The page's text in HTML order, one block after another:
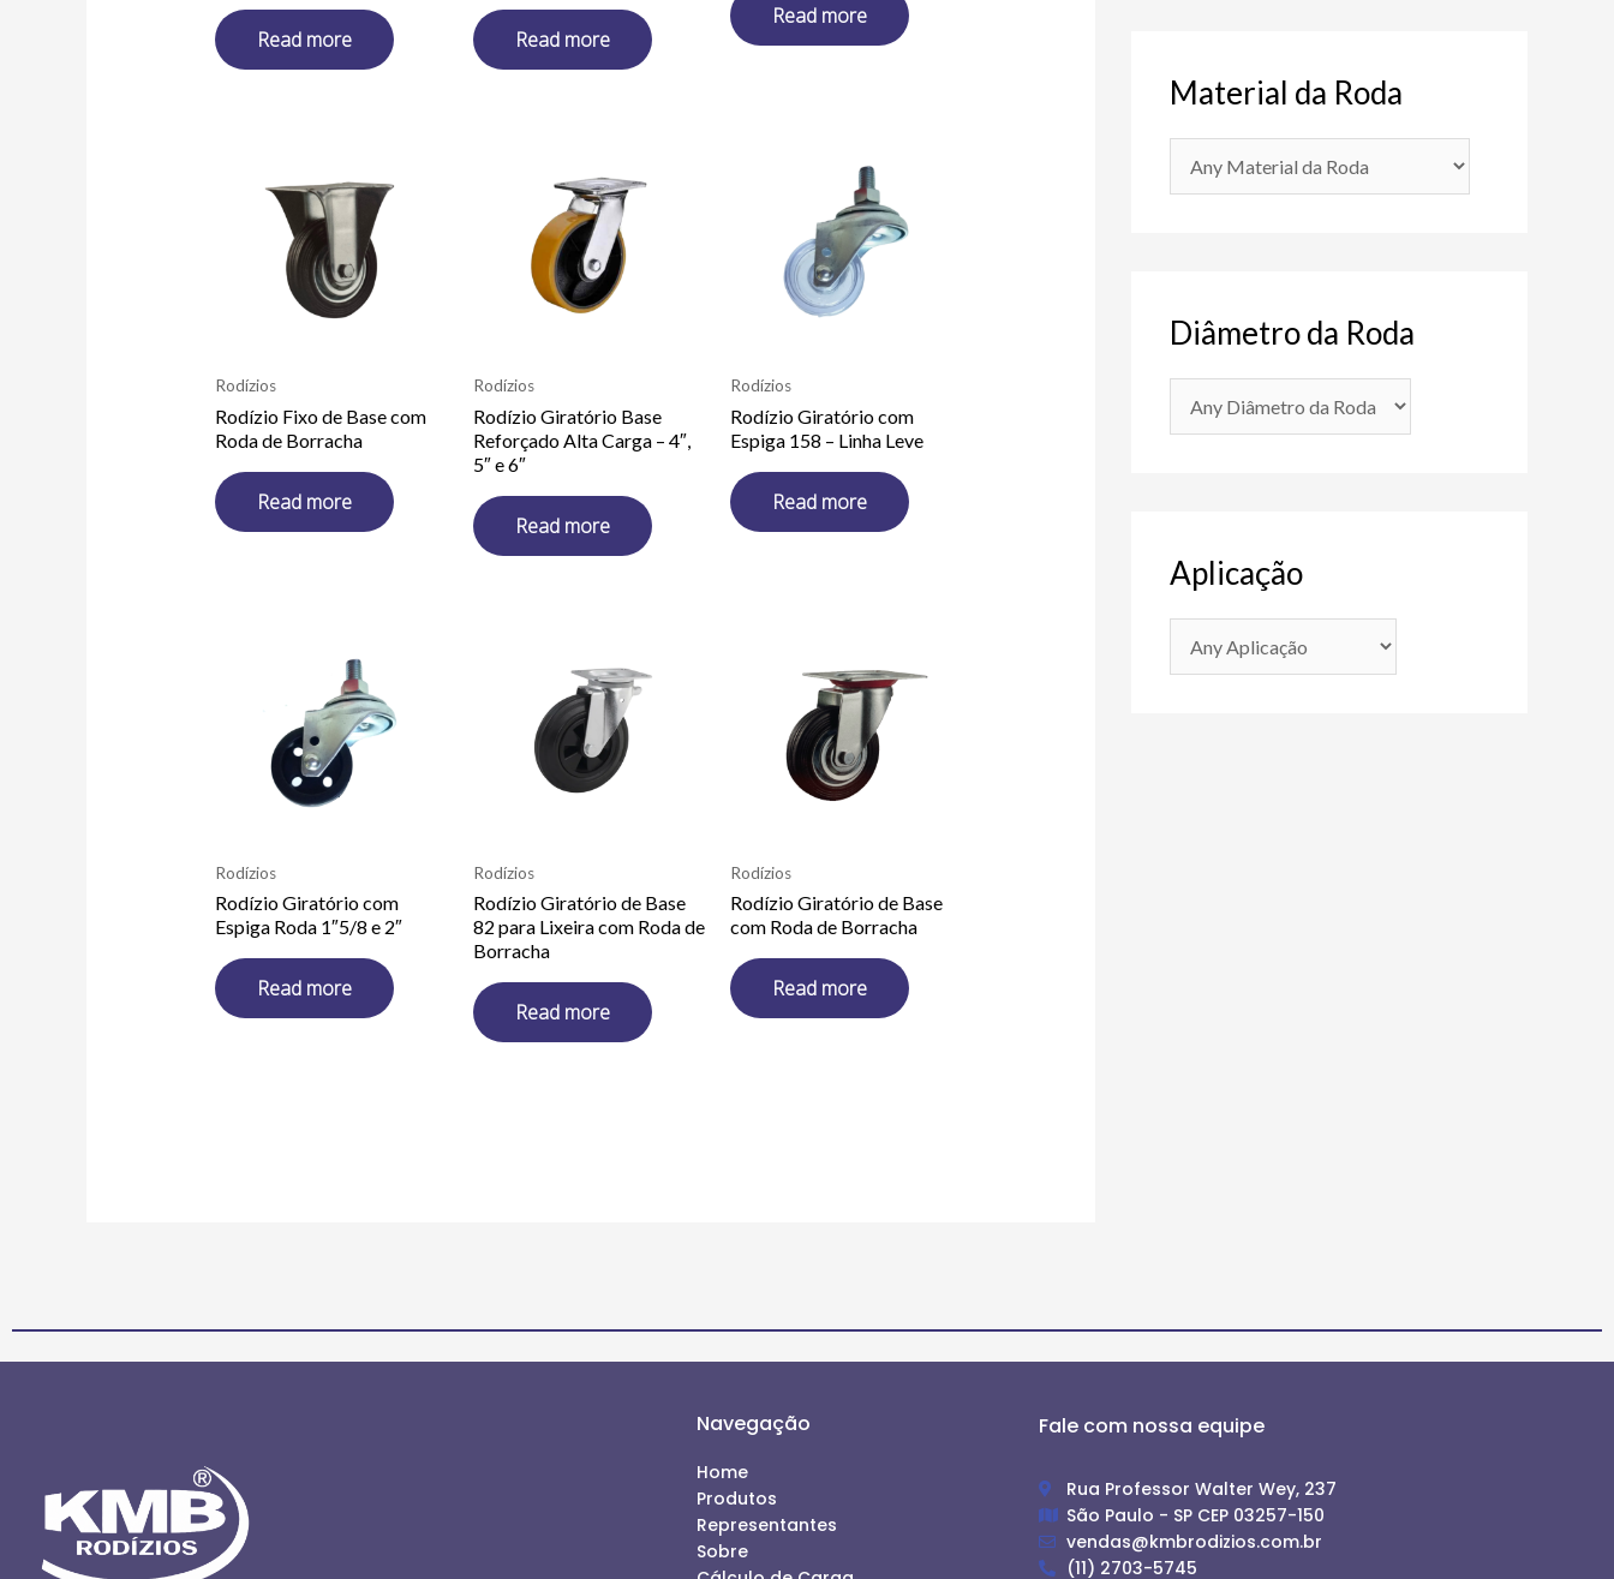
Read more Read more
Read more
Rodízios
Rodízio Fixo de Base com
Roda de Borracha
Read more
Rodízios
Rodízio Giratório Base
Reforçado Alta Carga – 4″,
5″ e 6″
Read more
Rodízios
Rodízio Giratório com
Espiga 158 – Linha Leve
Read more
Rodízios
Rodízio Giratório com
Espiga Roda 1″5/8 e 2″
Read more
Rodízios
Rodízio Giratório de Base
82 para Lixeira com Roda de
Borracha
Read more
Rodízios
Rodízio Giratório de Base
com Roda de Borracha
Read more
Material da Roda
Diâmetro da Roda
Aplicação
Navegação
Home
Produtos
Representantes
Sobre
Fale com nossa equipe
Rua Professor Walter Wey, 237
São Paulo - SP CEP 03257-150
vendas@kmbrodizios.com.br
(11) 2703-5745